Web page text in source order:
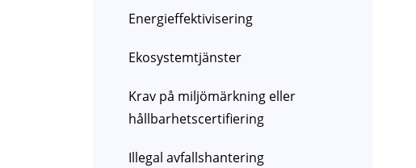
Energieffektivisering
Ekosystemtjänster
Krav på miljömärkning eller
hållbarhetscertifiering
Illegal avfallshantering